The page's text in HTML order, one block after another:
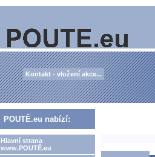
Kontakt - vložení akce...
POUTĚ.eu nabízí:
Hlavní strana
www.POUTĚ.eu